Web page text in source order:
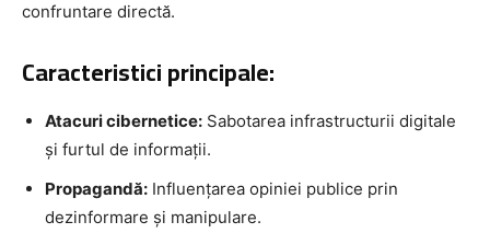
confruntare directă.
Caracteristici principale:
Atacuri cibernetice: Sabotarea infrastructurii digitale
și furtul de informații.
Propagandă: Influențarea opiniei publice prin
dezinformare și manipulare.